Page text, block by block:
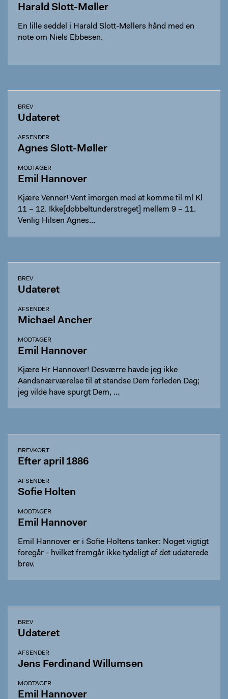
Harald Slott-Møller
En lille seddel i Harald Slott-Møllers hånd med en
note om Niels Ebbesen.
BREV
Udateret
AFSENDER
Agnes Slott-Møller
MODTAGER
Emil Hannover
Kjære Venner! Vent imorgen med at komme til ml Kl
11 – 12. Ikke[dobbeltunderstreget] mellem 9 – 11.
Venlig Hilsen Agnes…
BREV
Udateret
AFSENDER
Michael Ancher
MODTAGER
Emil Hannover
Kjære Hr Hannover! Desværre havde jeg ikke
Aandsnærværelse til at standse Dem forleden Dag;
jeg vilde have spurgt Dem, …
BREVKORT
Efter april 1886
AFSENDER
Sofie Holten
MODTAGER
Emil Hannover
Emil Hannover er i Sofie Holtens tanker: Noget vigtigt
foregår - hvilket fremgår ikke tydeligt af det udaterede
brev.
BREV
Udateret
AFSENDER
Jens Ferdinand Willumsen
MODTAGER
Emil Hannover